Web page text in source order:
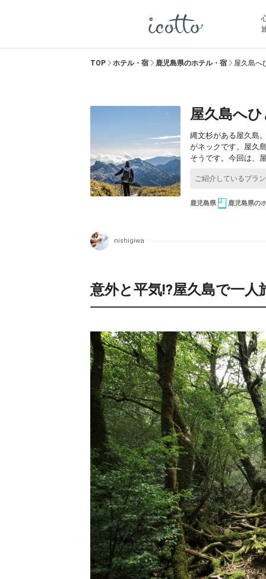
TOP ホテル・宿 鹿児島県のホテル・宿 屋久島へ
屋久島へ
縄文杉がある屋久島
がネックです。屋久
そうです。今回は、
鹿児島県 鹿児島県の
nishigiwa
意外と平気⁉屋久島で一人